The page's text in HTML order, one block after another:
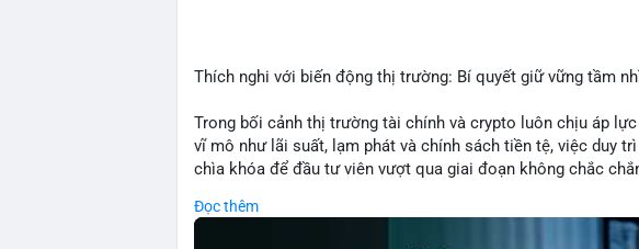
tiên quản trị rủi ro và giữ kỷ luật với kế hoạch đầu tư đã đề ra.
#8dot3271btc #giaodichlon #vilanh #tamlycavoi
Thích nghi với biến động thị trường: Bí quyết giữ vững tầm
Trong bối cảnh thị trường tài chính và crypto luôn chịu áp
vĩ mô như lãi suất, lạm phát và chính sách tiền tệ, việc duy
chìa khóa để đầu tư viên vượt qua giai đoạn không chắc
cơ bản, phân배 tài sản hợp lý và kiên持 theo kế hoạch đã
giảm rủi ro mà còn tạo điều kiện để tận dụng cơ hội khi thị
Đọc thêm